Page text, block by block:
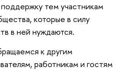
тем участникам
которые в силу
в ней нуждаются.
к другим
работникам и гостям